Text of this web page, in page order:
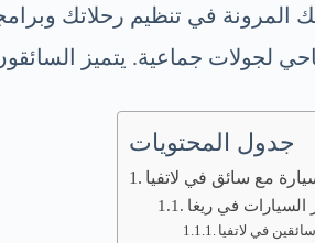
المرونة في تنظيم رحلاتك
لجولات جماعية. يتميز
جدول المحتويات
مع سائق في لاتفيا
السيارات في ريغا
في لاتفيا